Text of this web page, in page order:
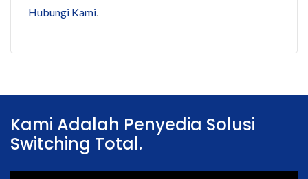
Hubungi Kami.
Kami Adalah Penyedia Solusi
Switching Total.